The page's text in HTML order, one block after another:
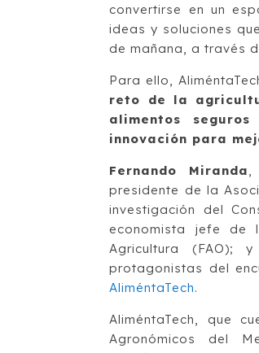
convertirse en un
ideas y soluciones
de mañana, a través
Para ello,
reto de la
alimentos
innovación para
Fernando Miranda,
presidente de la
investigación del
economista jefe de
Agricultura (FAO);
protagonistas del
AliméntaTech.
AliméntaTech, que
Agronómicos del